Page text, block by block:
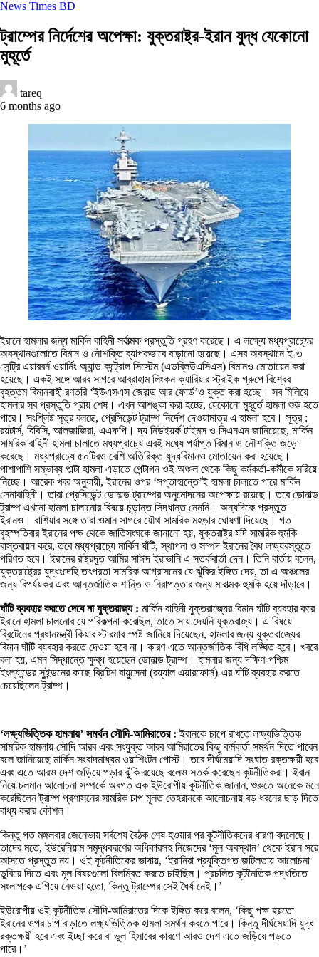
News Times BD
ট্রাম্পের নির্দেশের অপেক্ষা: যুক্তরাষ্ট্র-ইরান যুদ্ধ যেকোনো
মুহূর্তে
tareq
6 months ago
ইরানে হামলার জন্য মার্কিন বাহিনী সর্বাত্মক প্রস্তুতি গ্রহণ করেছে। এ লক্ষ্যে মধ্যপ্রাচ্যের
অবস্থানগুলোতে বিমান ও নৌশক্তি ব্যাপকভাবে বাড়ানো হয়েছে। এসব অবস্থানে ই-৩
সেন্ট্রি এয়ারবর্ন ওয়ার্নিং অ্যান্ড কন্ট্রোল সিস্টেম (এডব্লিউএসিএস) বিমানও মোতায়েন করা
হয়েছে। একই সঙ্গে আরব সাগরে আব্রাহাম লিংকন ক্যারিয়ার স্ট্রাইক গ্রুপে বিশ্বের
বৃহত্তম বিমানবাহী রণতরি ‘ইউএসএস জেরাল্ড আর ফোর্ড’ও যুক্ত করা হচ্ছে। সব মিলিয়ে
হামলার সব প্রস্তুতি প্রায় শেষ। এখন আশঙ্কা করা হচ্ছে, যেকোনো মুহূর্তে হামলা শুরু হতে
পারে। সংশ্লিষ্ট সূত্র বলছে, প্রেসিডেন্ট ট্রাম্প নির্দেশ দেওয়ামাত্র এ হামলা হবে। সূত্র :
রয়টার্স, বিবিসি, আলজাজিরা, এএফপি। দ্য নিউইয়র্ক টাইমস ও সিএনএন জানিয়েছে, মার্কিন
সামরিক বাহিনী হামলা চালাতে মধ্যপ্রাচ্যে এরই মধ্যে পর্যাপ্ত বিমান ও নৌশক্তি জড়ো
করেছে। মধ্যপ্রাচ্যে ৫০টিরও বেশি অতিরিক্ত যুদ্ধবিমানও মোতায়েন করা হয়েছে।
পাশাপাশি সম্ভাব্য পাল্টা হামলা এড়াতে পেন্টাগন ওই অঞ্চল থেকে কিছু কর্মকর্তা-কর্মীকে সরিয়ে
নিচ্ছে। আরেক খবর অনুযায়ী, ইরানের ওপর ‘সপ্তাহান্তে’ই হামলা চালাতে পারে মার্কিন
সেনাবাহিনী। তারা প্রেসিডেন্ট ডোনাল্ড ট্রাম্পের অনুমোদনের অপেক্ষায় রয়েছে। তবে ডোনাল্ড
ট্রাম্প এখনো হামলা চালানোর বিষয়ে চূড়ান্ত সিদ্ধান্ত নেননি। অন্যদিকে প্রস্তুত
ইরানও। রাশিয়ার সঙ্গে তারা ওমান সাগরে যৌথ সামরিক মহড়ার ঘোষণা দিয়েছে। গত
বৃহস্পতিবার ইরানের পক্ষ থেকে জাতিসংঘকে জানানো হয়, যুক্তরাষ্ট্র যদি সামরিক হুমকি
বাস্তবায়ন করে, তবে মধ্যপ্রাচ্যে মার্কিন ঘাঁটি, স্থাপনা ও সম্পদ ইরানের বৈধ লক্ষ্যবস্তুতে
পরিণত হবে। ইরানের রাষ্ট্রদূত আমির সাঈদ ইরাভানি এ সতর্কবার্তা দেন। তিনি বার্তায় বলেন,
যুক্তরাষ্ট্রের যুদ্ধংদেহি তৎপরতা সামরিক আগ্রাসনের যে ঝুঁকির ইঙ্গিত দেয়, তা এ অঞ্চলের
জন্য বিপর্যয়কর এবং আন্তর্জাতিক শান্তি ও নিরাপত্তার জন্য মারাত্মক হুমকি হয়ে দাঁড়াবে।
ঘাঁটি ব্যবহার করতে দেবে না যুক্তরাজ্য : মার্কিন বাহিনী যুক্তরাজ্যের বিমান ঘাঁটি ব্যবহার করে
ইরানে হামলা চালনোর যে পরিকল্পনা করেছিল, তাতে সায় দেয়নি যুক্তরাজ্য। এ বিষয়ে
ব্রিটেনের প্রধানমন্ত্রী কিয়ার স্টারমার স্পষ্ট জানিয়ে দিয়েছেন, হামলার জন্য যুক্তরাজ্যের
বিমান ঘাঁটি ব্যবহার করতে দেওয়া হবে না। কারণ এতে আন্তর্জাতিক বিধি লঙ্ঘিত হবে। খবরে
বলা হয়, এমন সিদ্ধান্তে ক্ষুব্ধ হয়েছেন ডোনাল্ড ট্রাম্প। হামলার জন্য দক্ষিণ-পশ্চিম
ইংল্যান্ডের সুইন্ডনের কাছে ব্রিটিশ বায়ুসেনা (রয়্যাল এয়ারফোর্স)-এর ঘাঁটি ব্যবহার করতে
চেয়েছিলেন ট্রাম্প।
‘লক্ষ্যভিত্তিক হামলায়’ সমর্থন সৌদি-আমিরাতের : ইরানকে চাপে রাখতে লক্ষ্যভিত্তিক
সামরিক হামলায় সৌদি আরব এবং সংযুক্ত আরব আমিরাতের কিছু কর্মকর্তা সমর্থন দিতে পারেন
বলে জানিয়েছে মার্কিন সংবাদমাধ্যম ওয়াশিংটন পোস্ট। তবে দীর্ঘমেয়াদি সংঘাত রক্তক্ষয়ী হবে
এবং এতে আরও দেশ জড়িয়ে পড়ার ঝুুঁকি রয়েছে বলেও সতর্ক করেছেন কূটনীতিকরা। ইরান
নিয়ে চলমান আলোচনা সম্পর্কে অবগত এক ইউরোপীয় কূটনীতিক জানান, শুরুতে অনেকে মনে
করেছিলেন ট্রাম্প প্রশাসনের সামরিক চাপ মূলত তেহরানকে আলোচনায় বড় ধরনের ছাড় দিতে
বাধ্য করার কৌশল।
কিন্তু গত মঙ্গলবার জেনেভায় সর্বশেষ বৈঠক শেষ হওয়ার পর কূটনীতিকদের ধারণা বদলেছে।
তাদের মতে, ইউরেনিয়াম সমৃদ্ধকরণের অধিকারসহ নিজেদের ‘মূল অবস্থান’ থেকে ইরান সরে
আসতে প্রস্তুত নয়। ওই কূটনীতিকের ভাষায়, ‘ইরানিরা প্রযুক্তিগত জটিলতায় আলোচনা
ডুবিয়ে দিতে এবং মূল বিষয়গুলো বিলম্বিত করতে চাইছিল। প্রচলিত কূটনৈতিক পদ্ধতিতে
সংলাপকে এগিয়ে নেওয়া হতো, কিন্তু ট্রাম্পের সেই ধৈর্য নেই।’
ইউরোপীয় ওই কূটনীতিক সৌদি-আমিরাতের দিকে ইঙ্গিত করে বলেন, ‘কিছু পক্ষ হয়তো
ইরানের ওপর চাপ বাড়াতে লক্ষ্যভিত্তিক হামলা সমর্থন করতে পারে। কিন্তু দীর্ঘমেয়াদি যুদ্ধ
রক্তক্ষয়ী হবে এবং ইচ্ছা করে বা ভুল হিসাবের কারণে আরও দেশ এতে জড়িয়ে পড়তে
পারে।’